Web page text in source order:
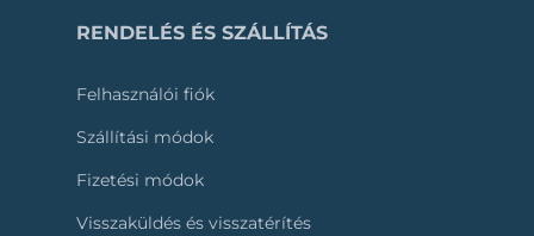
RENDELÉS ÉS SZÁLLÍTÁS
Felhasználói fiók
Szállítási módok
Fizetési módok
Visszaküldés és visszatérítés